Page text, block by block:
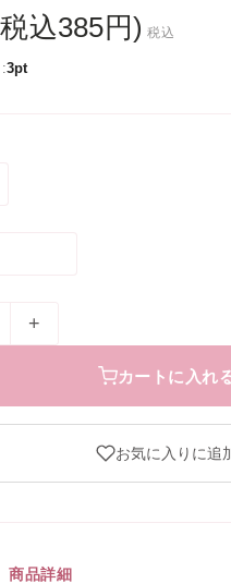
込385円) 税込
3pt
+
カートに入れ
お気に入りに追
商品詳細